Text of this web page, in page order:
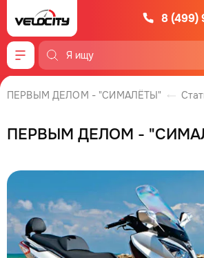
8 (499)
Меню
ПЕРВЫМ ДЕЛОМ - "СИМАЛЁТЫ"
ПЕРВЫМ ДЕЛОМ -